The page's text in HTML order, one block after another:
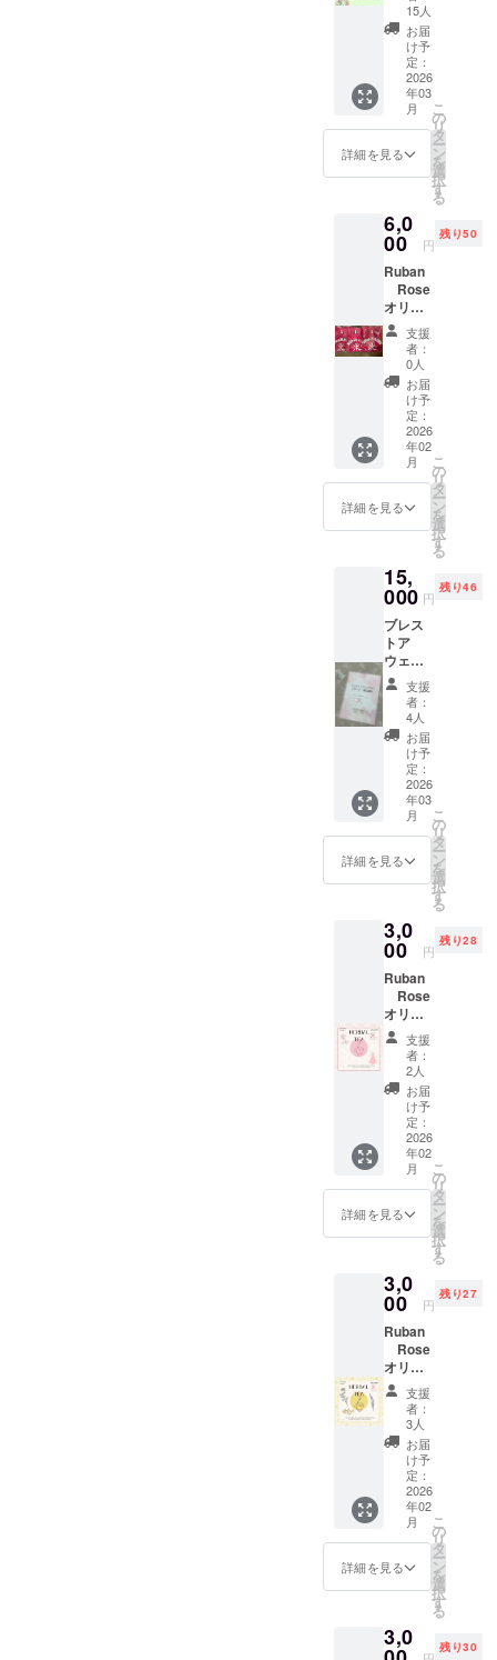
に、お
名前を
掲載さ
せてい
ただき
ます。
お名前
をテキ
スト掲
すので
備考欄
して下
さい。
【備考
欄に入
力のお
願い】
①お名
前 ②ふ
りがな
※ホーム
ページ
へのお
を掲載
不要の
不要」
と入力
をお願
いしま
す。 ※
支援者
様に提
供させ
ていた
だくリ
ターン
内容と
して
は、 ◆
ただた
援！プ
ラン
3,000円
ただた
だ応
援！プ
ラン
5,000円
◆、 ◆
ただた
だ応
援！プ
ラン
10,000
円◆全
て同じ
となり
ます。
文字の
みとな
す。
額を出
版・
フェス
の活用
をさせ
ていた
だきま
す。 お
礼の
りいた
しま
す。 ま
た
Ruban
Roseの
ホーム
ページ
に、お
名前を
掲載さ
せてい
ただき
ます。
【備考
欄に入
力のお
りがな
※ホーム
ページ
へのお
名前
を掲載
不要の
方は
「掲載
不要」
と入力
をお願
いしま
す。 ※
支援者
供させ
ていた
内容と
して
は、 ◆
ただた
だ応
援！プ
ラン
3,000円
◆、 ◆
ただた
だ応
援！プ
ラン
5,000円
◆、 ◆
だ応
援！プ
円◆全
て同じ
となり
ます。
※掲載は
文字の
みとな
りま
す。
円◆ 本
プロ
ジェク
トをた
だただ
応援し
たい！
という
個人の
方に。
こちら
スはリ
ターン
費用が
かから
ないた
め、 手
数料を
引いた
額を出
版・
フェス
の活用
をさせ
ていた
だきま
す。 お
礼の
りいた
しま
す。 ま
た
Ruban
Roseの
ホーム
ページ
に、お
名前を
掲載さ
せてい
ただき
ます。
【備考
欄に入
力のお
りがな
※ホーム
へのお
名前
を掲載
不要の
方は
「掲載
不要」
と入力
をお願
いしま
す。 ※
支援者
供させ
ていた
内容と
して
は、 ◆
ただた
だ応
援！プ
ラン
3,000円
◆、 ◆
ただた
だ応
援！プ
ラン
5,000円
◆、 ◆
だ応
援！プ
円◆全
15人
お届
け予
定：
2026
年03
月
詳細を見る
こ
の
リ
タ
ー
ン
を
選
択
す
る
6,0
00 円
残り50
Ruban
Rose
オリジ
ナルT
シャ
ツ
色：ピ
ンク 素
材：ポ
リエス
テル
100％
サイ
ズ：男
女兼
用 S／
／ LL
支援
者：
0人
お届
け予
定：
2026
年02
月
詳細を見る
こ
の
リ
タ
ー
ン
を
選
択
す
る
15,
000 円
残り46
ブレス
トア
ウェア
ネス養
成講座
オンラ
イン
zoom開
催 １
回の受
講券
10:30~
14:30
途中休
憩あり
＊乳が
ロマテ
ラピー
につい
ての正
しい知
識と ブ
レスト
アウェ
アネス
につい
てを学
びます
受講後
はサ
ポー
ターと
しての
す 期限
2026年
09月末
日 ※開
催日に
ついて
は支援
者様と
直接
メール
にて調
整いた
します
講座開
催前に
アロマ
の石け
します
石け
支援
者：
4人
お届
け予
定：
2026
年03
月
詳細を見る
こ
の
リ
タ
ー
ン
を
選
択
す
る
3,0
00 円
残り28
Ruban
Rose
オリジ
ナルブ
レン
ド 女
王様の
ハーブ
ティー
食品表
示 ・名
称：女
王様の
ハーブ
ティー
・原材
ハイビ
スカス
（エジ
プト）
ローズ
ヒップ
（チ
リ）
ペパー
ミント
（エジ
プト）
国）
支援
者：
2人
お届
け予
定：
2026
年02
月
詳細を見る
こ
の
リ
タ
ー
ン
を
選
択
す
る
3,0
00 円
残り27
Ruban
Rose
オリジ
ナルブ
レンド
食品表
示 ・名
称：リ
ラック
スハー
ブティ
・原材
料名：
ラベン
ダー
（スペ
支援
者：
3人
お届
け予
定：
2026
年02
月
詳細を見る
こ
の
リ
タ
ー
ン
を
選
択
す
る
3,0 残り30